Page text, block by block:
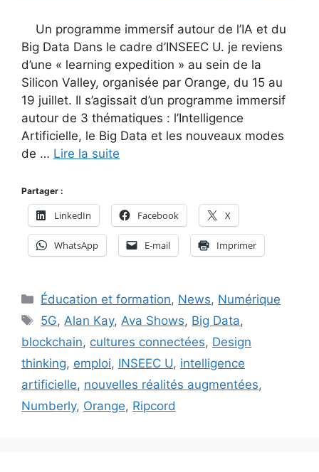
Un programme immersif autour de l’IA et du
Big Data Dans le cadre d’INSEEC U. je reviens
d’une « learning expedition » au sein de la
Silicon Valley, organisée par Orange, du 15 au
19 juillet. Il s’agissait d’un programme immersif
autour de 3 thématiques : l’Intelligence
Artificielle, le Big Data et les nouveaux modes
de … Lire la suite
Partager :
LinkedIn Facebook X
WhatsApp E-mail Imprimer
Catégories
Éducation et formation, News, Numérique
Étiquettes
5G, Alan Kay, Ava Shows, Big Data,
blockchain, cultures connectées, Design
thinking, emploi, INSEEC U, intelligence
artificielle, nouvelles réalités augmentées,
Numberly, Orange, Ripcord